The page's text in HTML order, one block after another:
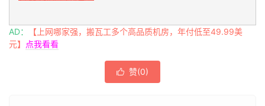
AD：
【上网哪家强，搬瓦工多个高品质机房，年付低至49.99美
元】
点我看看
 赞(0)